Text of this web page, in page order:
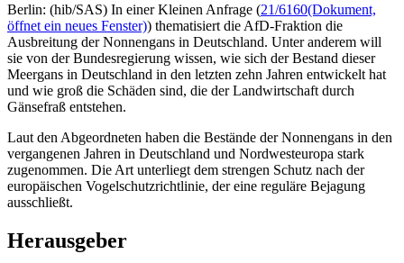
Berlin: (hib/SAS) In einer Kleinen Anfrage (21/6160(Dokument,
öffnet ein neues Fenster)) thematisiert die AfD-Fraktion die
Ausbreitung der Nonnengans in Deutschland. Unter anderem will
sie von der Bundesregierung wissen, wie sich der Bestand dieser
Meergans in Deutschland in den letzten zehn Jahren entwickelt hat
und wie groß die Schäden sind, die der Landwirtschaft durch
Gänsefraß entstehen.
Laut den Abgeordneten haben die Bestände der Nonnengans in den
vergangenen Jahren in Deutschland und Nordwesteuropa stark
zugenommen. Die Art unterliegt dem strengen Schutz nach der
europäischen Vogelschutzrichtlinie, der eine reguläre Bejagung
ausschließt.
Herausgeber